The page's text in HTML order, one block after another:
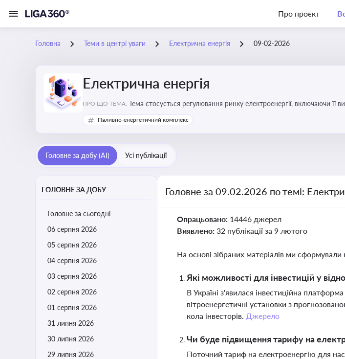
Про проєкт
Головна Теми в центрі уваги Електрична енергія 09-02-2026
Електрична енергія
ПРО ЩО ТЕМА: Тема стосується регулювання ринку електроенергії, включаючи її
Паливно-енергетичний комплекс
Головне за добу (AI) Усі публікації
ГОЛОВНЕ ЗА ДОБУ
Головне за сьогодні
06 серпня 2026
05 серпня 2026
04 серпня 2026
03 серпня 2026
02 серпня 2026
01 серпня 2026
31 липня 2026
30 липня 2026
29 липня 2026
Головне за 09.02.2026 по темі:
Опрацьовано: 14446 джерел
Виявлено: 32 публікації за 9 лютого
На основі зібраних матеріалів ми сформували
Які можливості для інвестицій у
В Україні з'явилася інвестиційна
вітроенергетичні установки з
кола інвесторів. Джерело
Чи буде підвищення тарифу на
Поточний тариф на електроенергію для